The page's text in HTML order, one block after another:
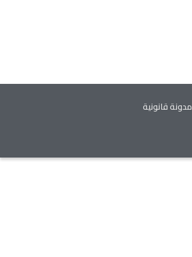
مدونة قانونية